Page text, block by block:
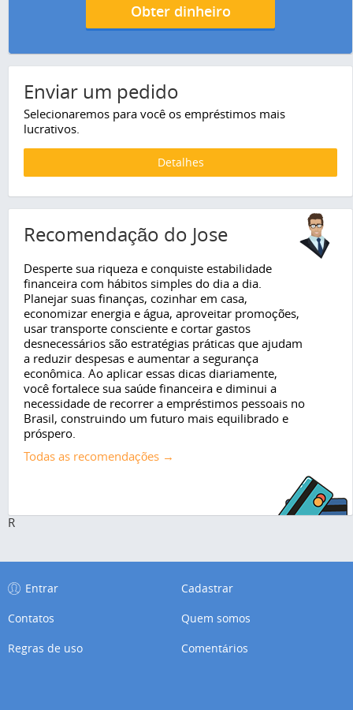
Obter dinheiro
Enviar um pedido
Selecionaremos para você os empréstimos mais
lucrativos.
Detalhes
Recomendação do Jose
Desperte sua riqueza e conquiste estabilidade
financeira com hábitos simples do dia a dia.
Planejar suas finanças, cozinhar em casa,
economizar energia e água, aproveitar promoções,
usar transporte consciente e cortar gastos
desnecessários são estratégias práticas que ajudam
a reduzir despesas e aumentar a segurança
econômica. Ao aplicar essas dicas diariamente,
você fortalece sua saúde financeira e diminui a
necessidade de recorrer a empréstimos pessoais no
Brasil, construindo um futuro mais equilibrado e
próspero.
Todas as recomendações →
R
Entrar
Cadastrar
Contatos
Quem somos
Regras de uso
Comentários